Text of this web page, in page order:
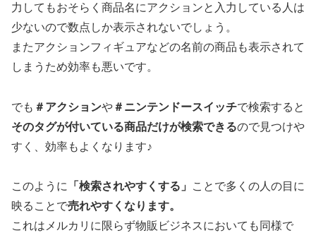
力してもおそらく商品名にアクションと入力している人は
少ないので数点しか表示されないでしょう。
またアクションフィギュアなどの名前の商品も表示されて
しまうため効率も悪いです。
でも ＃アクションや＃ニンテンドースイッチで検索すると
そのタグが付いている商品だけが検索できるので見つけや
すく、効率もよくなります♪
このように 「検索されやすくする」
ことで多くの人の目に
映ることで売れやすくなります。
これはメルカリに限らず物販ビジネスにおいても同様で